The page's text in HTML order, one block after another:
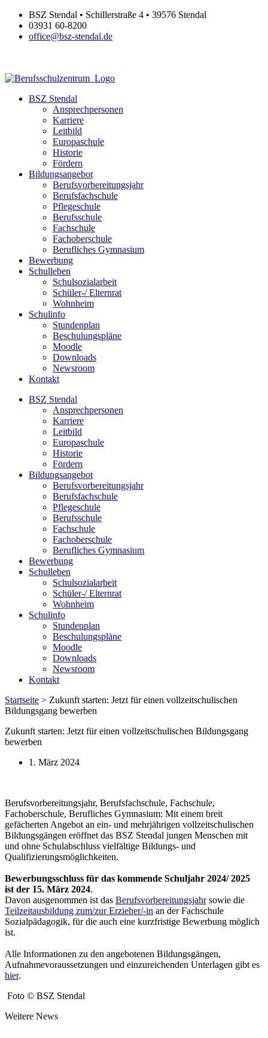
Zum
Inhalt
springen
BSZ Stendal • Schillerstraße 4 • 39576 Stendal
03931 60-8200
office@bsz-stendal.de
BSZ Stendal
Ansprechpersonen
Karriere
Leitbild
Europaschule
Historie
Fördern
Bildungsangebot
Berufsvorbereitungsjahr
Berufsfachschule
Pflegeschule
Berufsschule
Fachschule
Fachoberschule
Berufliches Gymnasium
Bewerbung
Schulleben
Schulsozialarbeit
Schüler-/ Elternrat
Wohnheim
Schulinfo
Stundenplan
Beschulungspläne
Moodle
Downloads
Newsroom
Kontakt
BSZ Stendal
Ansprechpersonen
Karriere
Leitbild
Europaschule
Historie
Fördern
Bildungsangebot
Berufsvorbereitungsjahr
Berufsfachschule
Pflegeschule
Berufsschule
Fachschule
Fachoberschule
Berufliches Gymnasium
Bewerbung
Schulleben
Schulsozialarbeit
Schüler-/ Elternrat
Wohnheim
Schulinfo
Stundenplan
Beschulungspläne
Moodle
Downloads
Newsroom
Kontakt
Startseite > Zukunft starten: Jetzt für einen vollzeitschulischen
Bildungsgang bewerben
Zukunft starten: Jetzt für einen vollzeitschulischen Bildungsgang
bewerben
1. März 2024
Berufsvorbereitungsjahr, Berufsfachschule, Fachschule,
Fachoberschule, Berufliches Gymnasium: Mit einem breit
gefächerten Angebot an ein- und mehrjährigen vollzeitschulischen
Bildungsgängen eröffnet das BSZ Stendal jungen Menschen mit
und ohne Schulabschluss vielfältige Bildungs- und
Qualifizierungsmöglichkeiten.
Bewerbungsschluss für das kommende Schuljahr 2024/ 2025
ist der 15. März 2024.
Davon ausgenommen ist das Berufsvorbereitungsjahrsowie die
Teilzeitausbildung zum/zur Erzieher/-in an der Fachschule
Sozialpädagogik, für die auch eine kurzfristige Bewerbung möglich
ist.
Alle Informationen zu den angebotenen Bildungsgängen,
Aufnahmevoraussetzungen und einzureichenden Unterlagen gibt es
hier.
Foto © BSZ Stendal
Weitere News